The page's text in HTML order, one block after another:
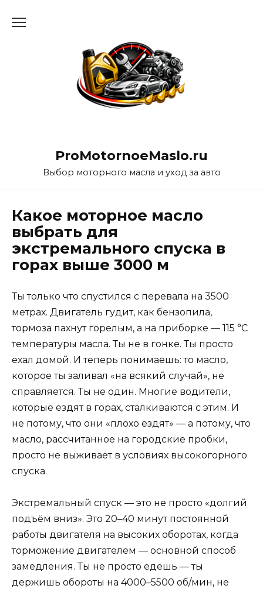
ProMotornoeMaslo.ru
Выбор моторного масла и уход за авто
Какое моторное масло
выбрать для
экстремального спуска в
горах выше 3000 м
Ты только что спустился с перевала на 3500
метрах. Двигатель гудит, как бензопила,
тормоза пахнут горелым, а на приборке — 115 °C
температуры масла. Ты не в гонке. Ты просто
ехал домой. И теперь понимаешь: то масло,
которое ты заливал «на всякий случай», не
справляется. Ты не один. Многие водители,
которые ездят в горах, сталкиваются с этим. И
не потому, что они «плохо ездят» — а потому, что
масло, рассчитанное на городские пробки,
просто не выживает в условиях высокогорного
спуска.
Экстремальный спуск — это не просто «долгий
подъём вниз». Это 20–40 минут постоянной
работы двигателя на высоких оборотах, когда
торможение двигателем — основной способ
замедления. Ты не просто едешь — ты
держишь обороты на 4000–5500 об/мин, не